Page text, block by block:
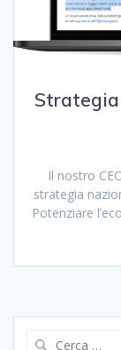
Strategia
Il nostro
strategia
Potenziare